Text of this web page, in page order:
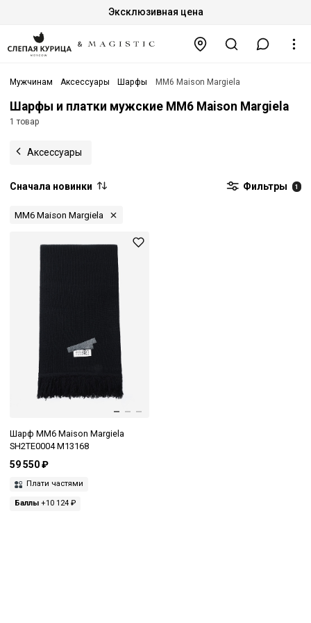
Эксклюзивная цена
Мужчинам Аксессуары Шарфы MM6 Maison Margiela
Шарфы и платки мужские MM6 Maison Margiela
1 товар
Аксессуары
Сначала новинки Фильтры 1
MM6 Maison Margiela
Шарф MM6 Maison Margiela
SH2TE0004 M13168
59 550 ₽
Плати частями
Баллы +10 124 ₽